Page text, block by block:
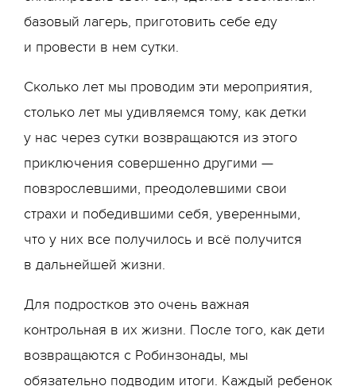
базовый лагерь, приготовить себе еду
и провести в нем сутки.
Сколько лет мы проводим эти мероприятия,
столько лет мы удивляемся тому, как детки
у нас через сутки возвращаются из этого
приключения совершенно другими —
повзрослевшими, преодолевшими свои
страхи и победившими себя, уверенными,
что у них все получилось и всё получится
в дальнейшей жизни.
Для подростков это очень важная
контрольная в их жизни. После того, как дети
возвращаются с Робинзонады, мы
обязательно подводим итоги. Каждый ребенок